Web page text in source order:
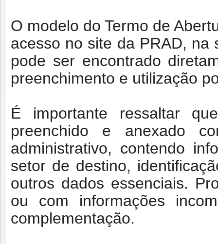
O modelo doTermo de
acesso no site da PRAD, na
pode ser encontrado
preenchimento e utilização
É importante ressaltar
preenchido e anexado
administrativo, contendo
setor de destino,
outros dados essenciais.
ou com informações
complementação.